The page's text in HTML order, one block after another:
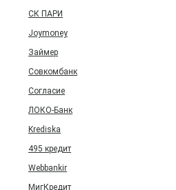
СК ПАРИ
Joymoney
Займер
Совкомбанк
Согласие
ЛОКО-Банк
Krediska
495 кредит
Webbankir
МигКредит